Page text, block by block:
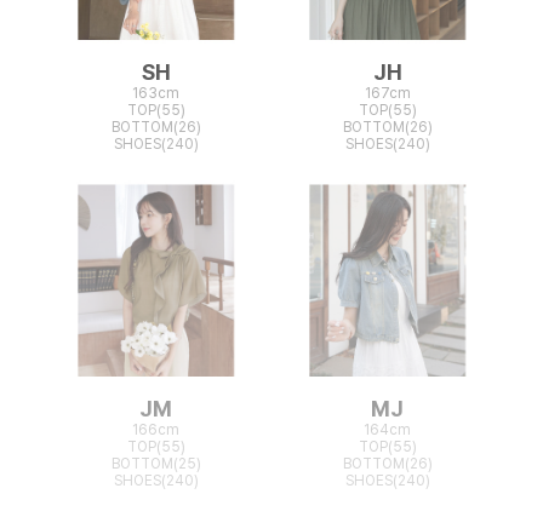
SH
163cm
TOP(55)
BOTTOM(26)
SHOES(240)
JH
167cm
TOP(55)
BOTTOM(26)
SHOES(240)
JM
166cm
TOP(55)
BOTTOM(25)
SHOES(240)
MJ
164cm
TOP(55)
BOTTOM(26)
SHOES(240)